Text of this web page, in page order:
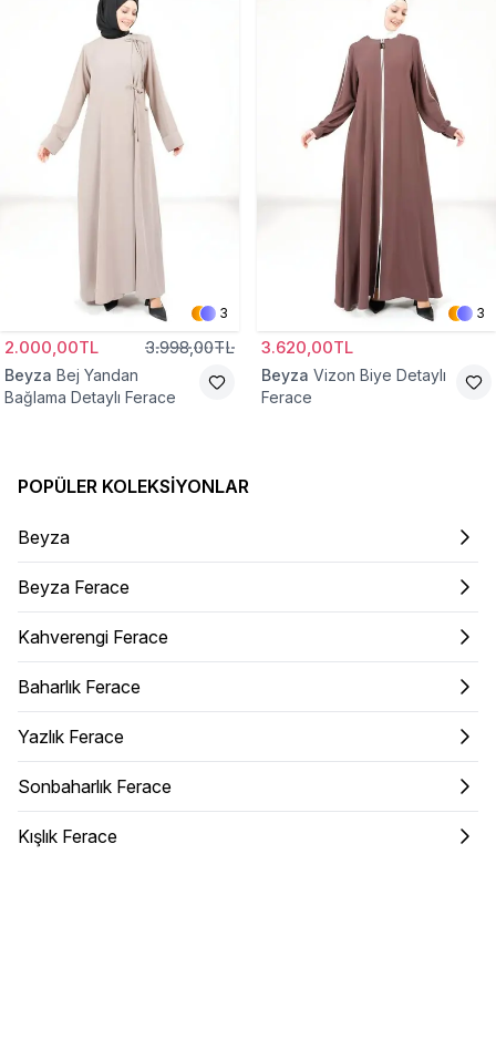
3
2.000,00TL 3.998,00TL
Beyza Bej Yandan
Bağlama Detaylı Ferace
3
3.620,00TL
Beyza Vizon Biye Detaylı
Ferace
POPÜLER KOLEKSIYONLAR
Beyza
Beyza Ferace
Kahverengi Ferace
Baharlık Ferace
Yazlık Ferace
Sonbaharlık Ferace
Kışlık Ferace